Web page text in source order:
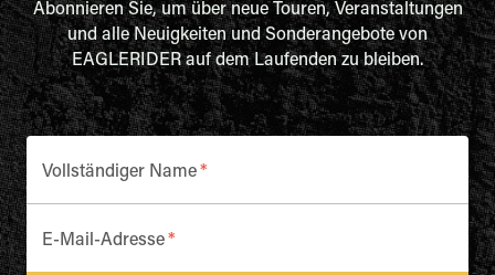
Abonnieren Sie, um über neue Touren, Veranstaltungen
und alle Neuigkeiten und Sonderangebote von
EAGLERIDER auf dem Laufenden zu bleiben.
Vollständiger Name*
E-Mail-Adresse*